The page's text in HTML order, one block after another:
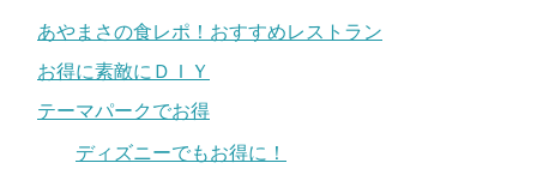
あやまさの食レポ！おすすめレストラン
お得に素敵にＤＩＹ
テーマパークでお得
ディズニーでもお得に！